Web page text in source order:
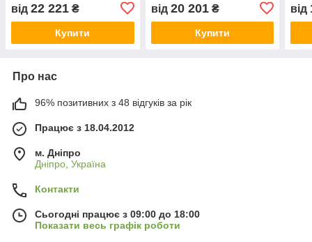
від 22 221 ₴
Купити
від 20 201₴
Купити
від
Про нас
96% позитивних з 48 відгуків за рік
Працює з 18.04.2012
м. Дніпро
Дніпро, Україна
Контакти
Сьогодні працює з 09:00 до 18:00
Показати весь графік роботи